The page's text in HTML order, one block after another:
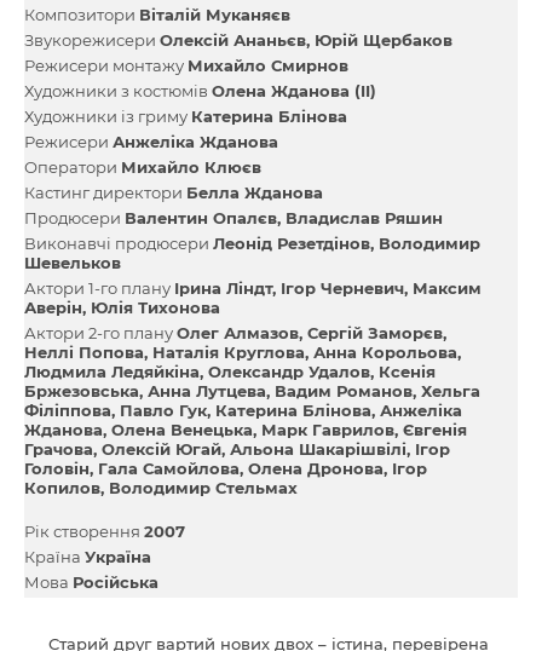
Композитори Віталій Муканяєв
Звукорежисери Олексій Ананьєв Юрій Щербаков
Режисери монтажу Михайло Смирнов
Художники з костюмів Олена Жданова (II)
Художники із гриму Катерина Блінова
Режисери Анжеліка Жданова
Оператори Михайло Клюєв
Кастинг директори Белла Жданова
Продюсери Валентин Опалєв Владислав Ряшин
Виконавчі продюсери Леонід Резетдінов Володимир
Шевельков
Актори 1-го плану Ірина Ліндт Ігор Черневич Максим
Аверін Юлія Тихонова
Актори 2-го плануОлег Алмазов Сергій Заморєв
Неллі Попова Наталія Круглова Анна Корольова
Людмила Ледяйкіна Олександр Удалов Ксенія
Бржезовська Анна Лутцева Вадим Романов Хельга
Філіппова Павло Гук Катерина Блінова Анжеліка
Жданова Олена Венецька Марк Гаврилов Євгенія
Грачова Олексій Югай Альона Шакарішвілі Ігор
Головін Гала Самойлова Олена Дронова Ігор
Копилов Володимир Стельмах
Рік створення 2007
Країна Україна
Мова Російська
Старий друг вартий нових двох – істина, перевірена